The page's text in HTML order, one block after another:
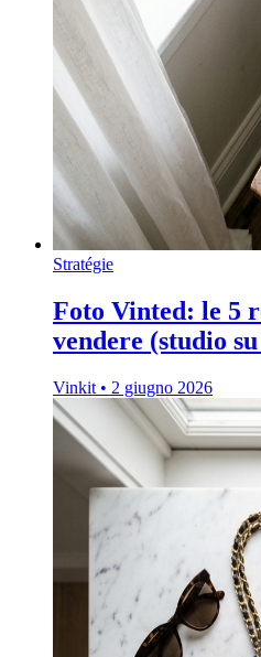
Stratégie
Foto Vinted: le 5
vendere (studio
Vinkit • 2 giugno 2026